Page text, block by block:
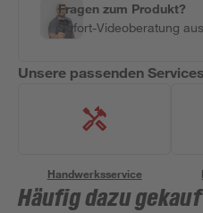
Fragen zum Produkt?
Sofort-Videoberatung
Unsere passenden Services
Handwerksservice
Häufig dazu